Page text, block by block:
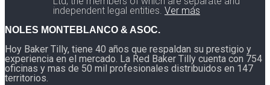
independent legal entities. Ver más
NOLES MONTEBLANCO & ASOC.
Hoy Baker Tilly, tiene 40 años que respaldan su prestigio y
experiencia en el mercado. La Red Baker Tilly cuenta con 754
oficinas y mas de 50 mil profesionales distribuidos en 147
territorios.